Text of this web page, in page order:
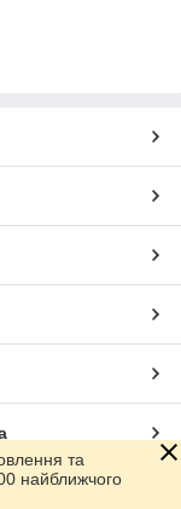
та
найближчого